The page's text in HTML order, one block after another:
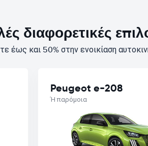
διαφορετικές
έως και 50% στην ενοικίαση
Peugeot e-208
Ή παρόμοια